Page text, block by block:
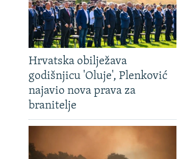
Hrvatska obilježava
godišnjicu 'Oluje', Plenković
najavio nova prava za
branitelje